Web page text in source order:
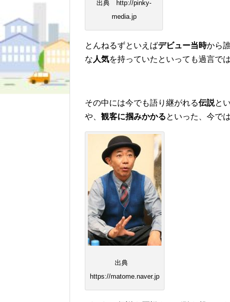
出典 http://pinky-
media.jp
とんねるずといえばデビュー当時から
な 人気を持っていたといっても過言で
その中には今でも語り継がれる伝説と
や、 観客に掴みかかるといった、今で
出典
https://matome.naver.jp